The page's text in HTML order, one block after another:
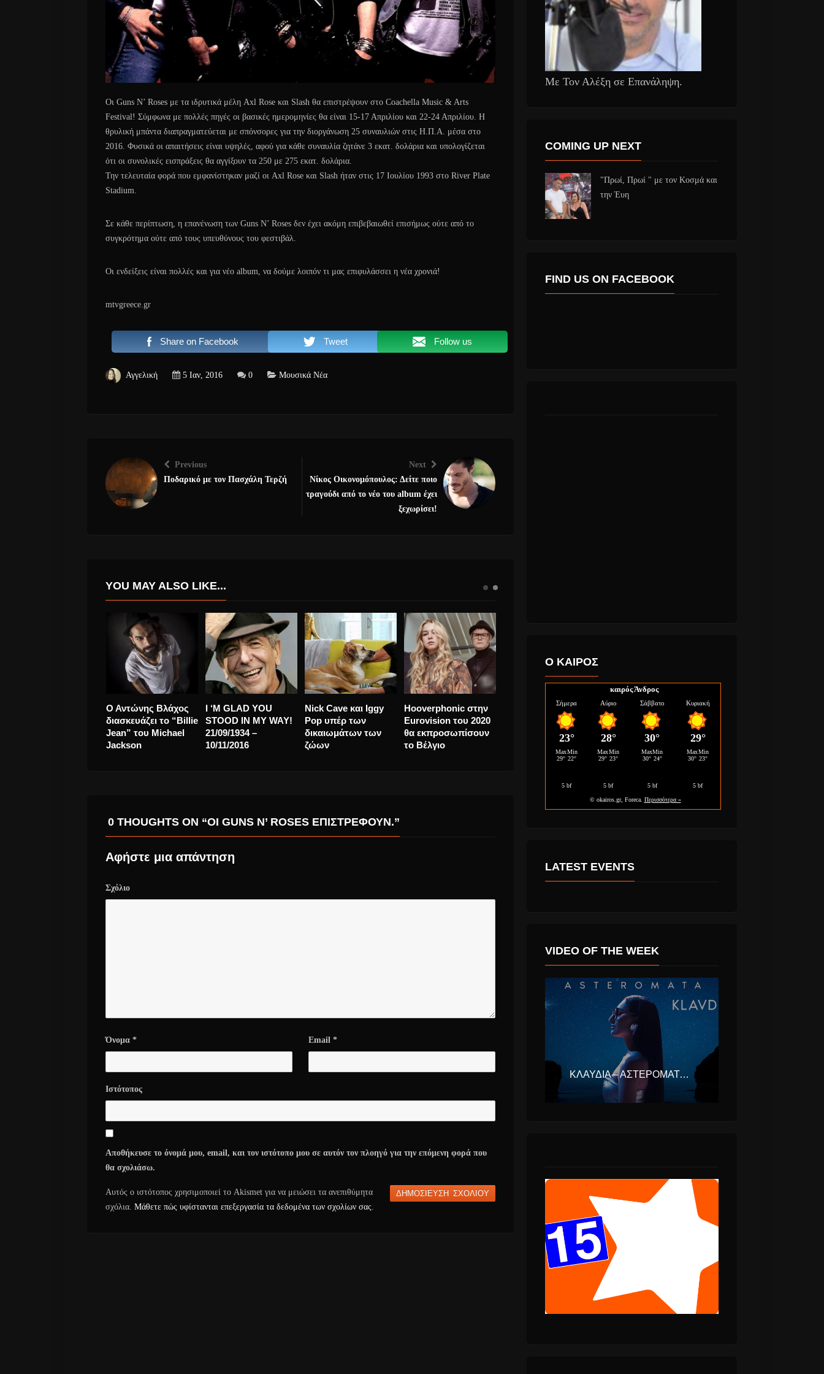
Οι Guns N’ Roses με τα ιδρυτικά μέλη Axl Rose και Slash θα επιστρέψουν στο Coachella Music & Arts
Festival! Σύμφωνα με πολλές πηγές οι βασικές ημερομηνίες θα είναι 15-17 Απριλίου και 22-24 Απριλίου. Η
θρυλική μπάντα διαπραγματεύεται με σπόνσορες για την διοργάνωση 25 συναυλιών στις Η.Π.Α. μέσα στο
2016. Φυσικά οι απαιτήσεις είναι υψηλές, αφού για κάθε συναυλία ζητάνε 3 εκατ. δολάρια και υπολογίζεται
ότι οι συνολικές εισπράξεις θα αγγίξουν τα 250 με 275 εκατ. δολάρια.
Την τελευταία φορά που εμφανίστηκαν μαζί οι Axl Rose και Slash ήταν στις 17 Ιουλίου 1993 στο River Plate
Stadium.
Σε κάθε περίπτωση, η επανένωση των Guns N’ Roses δεν έχει ακόμη επιβεβαιωθεί επισήμως ούτε από το
συγκρότημα ούτε από τους υπευθύνους του φεστιβάλ.
Οι ενδείξεις είναι πολλές και για νέο album, να δούμε λοιπόν τι μας επιφυλάσσει η νέα χρονιά!
mtvgreece.gr
Share on Facebook Tweet Follow us
Αγγελική 5 Ιαν, 2016 0 Μουσικά Νέα
Previous
Ποδαρικό με τον Πασχάλη Τερζή
Next
Νίκος Οικονομόπουλος: Δείτε ποιο
τραγούδι από το νέο του album έχει
ξεχωρίσει!
YOU MAY ALSO LIKE...
Νατάσσα Μποφίλιου
“Υπόστεγο” Το
instant classic single
της
Μαρίζα Ρίζου και μία
«Μεγάλη Γιορτή» νέο
CD
Ο Αντώνης Βλάχος
διασκευάζει το “Billie
Jean” του Michael
Jackson
I ‘M GLAD YOU
STOOD IN MY WAY!
21/09/1934 –
10/11/2016
Nick Cave και Iggy
Pop υπέρ των
δικαιωμάτων των
Hooverphonic στην
Eurovision του 2020
θα εκπροσωπίσουν
το Βέλγιο
0 THOUGHTS ON “ΟΙ GUNS N’ ROSES ΕΠΙΣΤΡΈΦΟΥΝ.”
Αφήστε μια απάντηση
Σχόλιο
Όνομα * Email *
Ιστότοπος
Αποθήκευσε το όνομά μου, email, και τον ιστότοπο μου σε αυτόν τον πλοηγό για την επόμενη φορά που
θα σχολιάσω.
Αυτός ο ιστότοπος χρησιμοποιεί το Akismet για να μειώσει τα ανεπιθύμητα
σχόλια. Μάθετε πώς υφίστανται επεξεργασία τα δεδομένα των σχολίων σας
Με Τον Αλέξη σε Επανάληψη.
COMING UP NEXT
"Πρωί, Πρωί " με τον Κοσμά και
την Έυη
FIND US ON FACEBOOK
Ο ΚΑΙΡΟΣ
καιρός Άνδρος
LATEST EVENTS
VIDEO OF THE WEEK
ΚΛΑΥΔΊΑ – ΑΣΤΕΡΟΜΆΤΑ (EUROVISION ΕΛΛΆΔΑ 2025)